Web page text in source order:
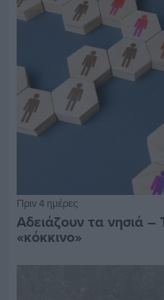
Πριν 4 ημέρες
Αδειάζουν τα νησιά
«κόκκινο»